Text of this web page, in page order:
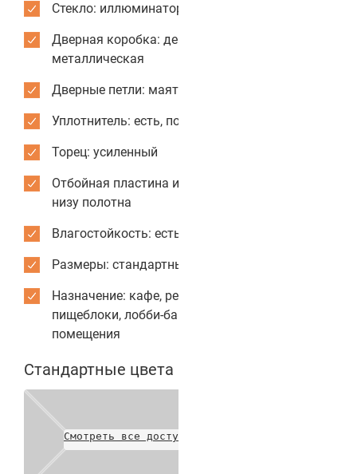
Стекло: иллюминатор из МДФ
Дверная коробка: деревянная или
металлическая
Дверные петли: маятниковые усиленные
Уплотнитель: есть, по периметру коробки
Торец: усиленный
Отбойная пластина из нержавеющей стали: по
низу полотна
Влагостойкость: есть
Размеры: стандартные или индивидуальные
Назначение: кафе, рестораны, столовые,
пищеблоки, лобби-бары, служебные
помещения
Стандартные цвета полотен
Смотреть все доступные цвета